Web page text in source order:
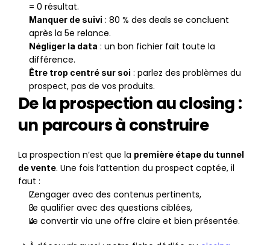
= 0 résultat.
Manquer de suivi : 80 % des deals se concluent
après la 5e relance.
Négliger la data : un bon fichier fait toute la
différence.
Être trop centré sur soi : parlez des problèmes du
prospect, pas de vos produits.
De la prospection au closing :
un parcours à construire
La prospection n’est que la première étape du tunnel
de vente. Une fois l’attention du prospect captée, il
faut :
L’engager avec des contenus pertinents,
Le qualifier avec des questions ciblées,
Le convertir via une offre claire et bien présentée.